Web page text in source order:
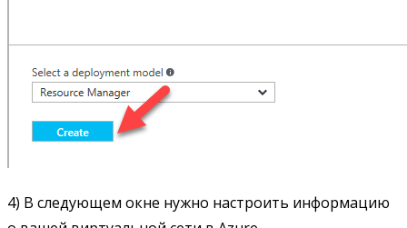
4) В следующем окне нужно настроить информацию